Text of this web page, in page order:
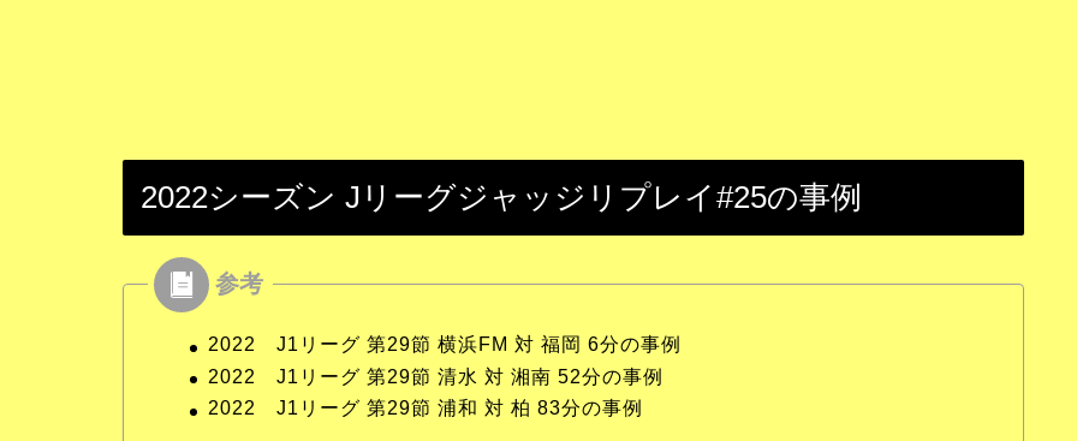
2022シーズン Jリーグジャッジリプレイ#25の事例
2022 J1リーグ 第29節 横浜FM 対 福岡 6分の事例
2022 J1リーグ 第29節 清水 対 湘南 52分の事例
2022 J1リーグ 第29節 浦和 対 柏 83分の事例